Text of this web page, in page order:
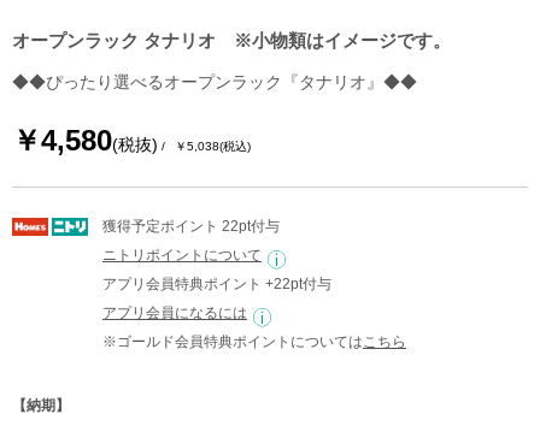
オープンラック タナリオ ※小物類はイメージです。
◆◆ぴったり選べるオープンラック『タナリオ』◆◆
￥4,580(税抜) ￥5,038(税込)
獲得予定ポイント 22pt付与
ニトリポイントについて
アプリ会員特典ポイント +22pt付与
アプリ会員になるには
※ゴールド会員特典ポイントについては こちら
【納期】